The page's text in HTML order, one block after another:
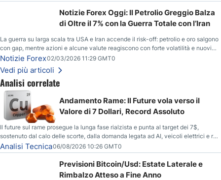
Notizie Forex Oggi: Il Petrolio Greggio Balza
di Oltre il 7% con la Guerra Totale con l’Iran
La guerra su larga scala tra USA e Iran accende il risk-off: petrolio e oro salgono
con gap, mentre azioni e alcune valute reagiscono con forte volatilità e nuovi
livelli da monitorare.
Notizie Forex02/03/2026 11:29 GMT0
Vedi più articoli
Analisi correlate
Andamento Rame: Il Future vola verso il
Valore di 7 Dollari, Record Assoluto
Il future sul rame prosegue la lunga fase rialzista e punta al target dei 7$,
sostenuto dal calo delle scorte, dalla domanda legata ad AI, veicoli elettrici e reti
energetiche, e dai timori di deficit produttivo dal 2028.
Analisi Tecnica06/08/2026 10:26 GMT0
Previsioni Bitcoin/Usd: Estate Laterale e
Rimbalzo Atteso a Fine Anno